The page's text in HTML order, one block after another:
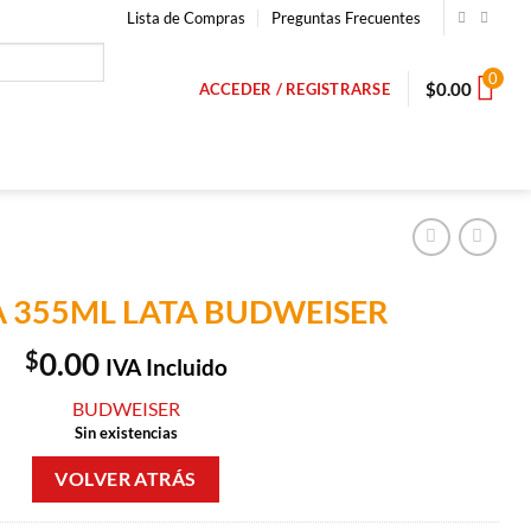
Lista de Compras Preguntas Frecuentes
ACCEDER / REGISTRARSE $0.00 0
355ML LATA BUDWEISER
$0.00 IVA Incluido
BUDWEISER
Sin existencias